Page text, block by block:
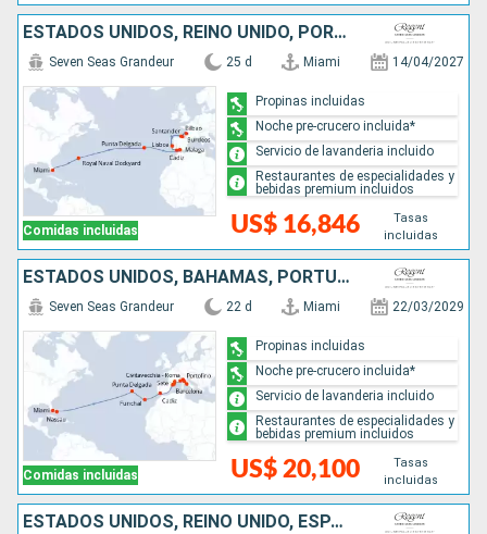
ESTADOS UNIDOS, REINO UNIDO, PORTUGAL, ESPAÑA, FRANCIA
Comidas incluidas
Seven Seas Grandeur 25 d Miami 14/04/2027
US$ 16,846
Tasas
incluidas
Propinas incluidas
Noche pre-crucero incluida*
Servicio de lavanderia incluido
Restaurantes de especialidades y
bebidas premium incluidos
ESTADOS UNIDOS, BAHAMAS, PORTUGAL, ESPAÑA, FRANCIA, MONACO, ITALIA
Comidas incluidas
Seven Seas Grandeur 22 d Miami 22/03/2029
US$ 20,100
Tasas
incluidas
Propinas incluidas
Noche pre-crucero incluida*
Servicio de lavanderia incluido
Restaurantes de especialidades y
bebidas premium incluidos
ESTADOS UNIDOS, REINO UNIDO, ESPAÑA, MARRUECOS, PORTUGAL